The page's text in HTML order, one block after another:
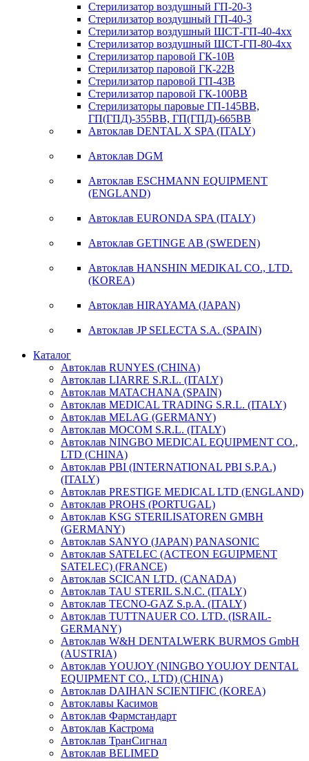
Стерилизатор воздушный ГП-20-3
Стерилизатор воздушный ГП-40-3
Cтерилизатор воздушный ШСТ-ГП-40-4xx
Cтерилизатор воздушный ШСТ-ГП-80-4xx
Cтерилизатор паровой ГК-10В
Стерилизатор паровой ГК-22В
Стерилизатор паровой ГП-43В
Стерилизатор паровой ГК-100ВВ
Стерилизаторы паровые ГП-145ВВ,
ГП(ГПД)-355ВВ, ГП(ГПД)-665ВВ
Автоклав DENTAL X SPA (ITALY)
Автоклав DGM
Автоклав ESCHMANN EQUIPMENT
(ENGLAND)
Автоклав EURONDA SPA (ITALY)
Автоклав GETINGE AB (SWEDEN)
Автоклав HANSHIN MEDIKAL CO., LTD.
(KOREA)
Автоклав HIRAYAMA (JAPAN)
Автоклав JP SELECTA S.A. (SPAIN)
Каталог
Автоклав RUNYES (CHINA)
Автоклав LIARRE S.R.L. (ITALY)
Автоклав MATACHANA (SPAIN)
Автоклав MEDICAL TRADING S.R.L. (ITALY)
Автоклав MELAG (GERMANY)
Автоклав MOCOM S.R.L. (ITALY)
Автоклав NINGBO MEDICAL EQUIPMENT CO.,
LTD (CHINA)
Автоклав PBI (INTERNATIONAL PBI S.P.A.)
(ITALY)
Автоклав PRESTIGE MEDICAL LTD (ENGLAND)
Автоклав PROHS (PORTUGAL)
Автоклав KSG STERILISATOREN GMBH
(GERMANY)
Автоклав SANYO (JAPAN) PANASONIC
Автоклав SATELEC (ACTEON EGUIPMENT
SATELEC) (FRANCE)
Автоклав SCICAN LTD. (CANADA)
Автоклав TAU STERIL S.N.C. (ITALY)
Автоклав TECNO-GAZ S.p.A. (ITALY)
Автоклав TUTTNAUER CO. LTD. (ISRAIL-
GERMANY)
Автоклав W&H DENTALWERK BURMOS GmbH
(AUSTRIA)
Автоклав YOUJOY (NINGBO YOUJOY DENTAL
EQUIPMENT CO., LTD) (CHINA)
Автоклав DAIHAN SCIENTIFIC (KOREA)
Автоклавы Касимов
Автоклав Фармстандарт
Автоклав Кастрома
Автоклав ТранСигнал
Автоклав BELIMED